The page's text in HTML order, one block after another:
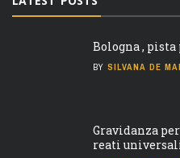
Bologna ,
BY SILVANA DE
Gravidanza
reati